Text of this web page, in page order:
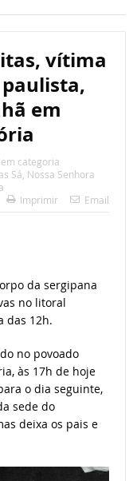
vítima
em
categoria
Sá, Nossa Senhora
Imprimir
Email
da sergipana
no litoral
das 12h.
no povoado
às 17h de hoje
o dia seguinte,
sede do
deixa os pais e